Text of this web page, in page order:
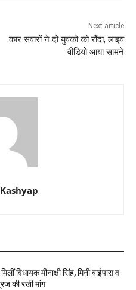
Next article
कार सवारों ने दो युवको को रौंदा, लाइव
वीडियो आया सामने
विधायक मीनाक्षी सिंह, मिनी बाईपास व
की रखी मांग